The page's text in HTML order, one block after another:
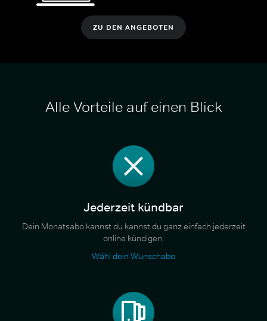
ZU DEN ANGEBOTEN
Alle Vorteile auf einen Blick
Jederzeit kündbar
Dein Monatsabo kannst du kannst du ganz einfach jederzeit
online kündigen.
Wähl dein Wunschabo